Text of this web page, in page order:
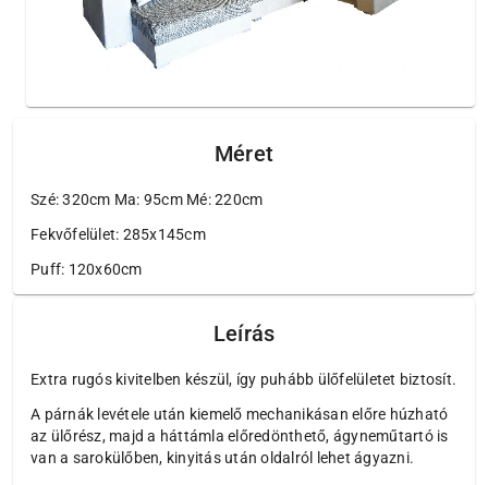
Méret
Szé: 320cm Ma: 95cm Mé: 220cm
Fekvőfelület: 285x145cm
Puff: 120x60cm
Leírás
Extra rugós kivitelben készül, így puhább ülőfelületet biztosít.
A párnák levétele után kiemelő mechanikásan előre húzható
az ülőrész, majd a háttámla előredönthető, ágyneműtartó is
van a sarokülőben, kinyitás után oldalról lehet ágyazni.